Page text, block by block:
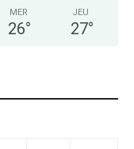
MER
26°
JEU
27°